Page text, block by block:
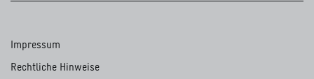
Impressum
Rechtliche Hinweise